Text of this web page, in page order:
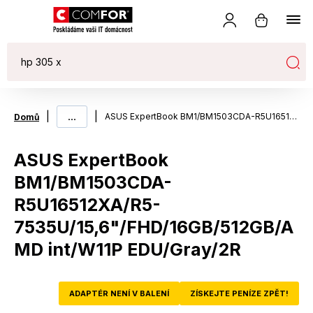
Domů ... ASUS ExpertBook BM1/BM1503CDA-R5U16512XA/R5-7535U/15,6"/FHD/16GB/512GB/AMD int/W11P EDU/Gray/2R
ASUS ExpertBook
BM1/BM1503CDA-
R5U16512XA/R5-
7535U/15,6"/FHD/16GB/512GB/A
MD int/W11P EDU/Gray/2R
ADAPTÉR NENÍ V BALENÍ ZÍSKEJTE PENÍZE ZPĚT!